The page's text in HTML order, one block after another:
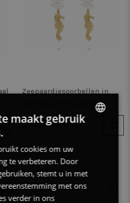
Zeepaardjesoorbellen in
edelstaal met parels
€ 14.50 € 29.00
50%
maakt gebruik
cookies om uw
te verbeteren. Door
stemt u in met
met ons
verder in ons